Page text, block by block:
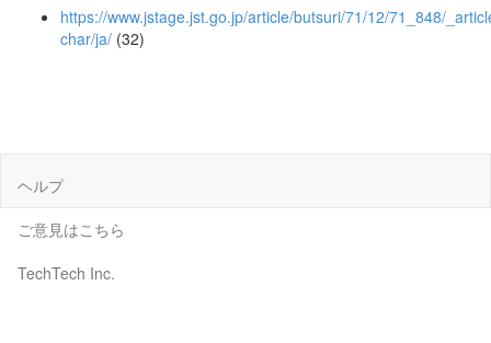
https://www.jstage.jst.go.jp/article/butsuri/71/12/71_848/
char/ja/ (32)
ヘルプ
ご意見はこちら
TechTech Inc.